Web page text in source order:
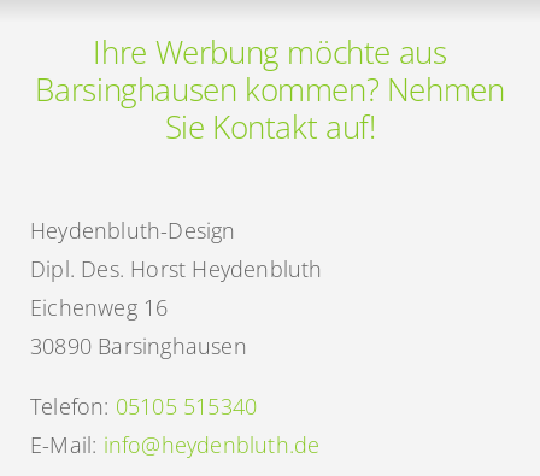
Ihre Werbung möchte aus
Barsinghausen kommen? Nehmen
Sie Kontakt auf!
Heydenbluth-Design
Dipl. Des. Horst Heydenbluth
Eichenweg 16
30890 Barsinghausen
Telefon: 05105 515340
E-Mail: info@heydenbluth.de